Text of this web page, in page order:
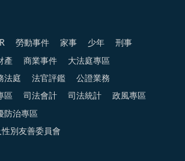
勞動事件 家事 少年 刑事
產 商業事件 大法庭專區
法庭 法官評鑑 公證業務
區 司法會計 司法統計 政風專區
防治專區
別友善委員會